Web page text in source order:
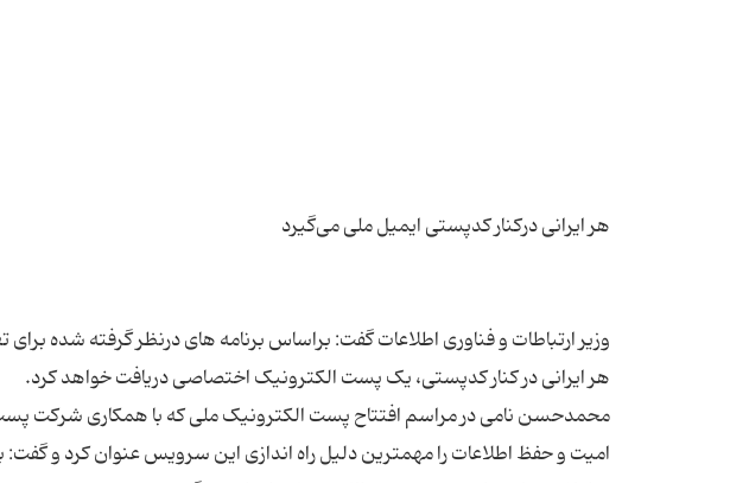
وزیر ارتباطات و فناوری اطلاعات گفت: براساس برنامه های درنظر گرفته شده
محمدحسن نامی در مراسم افتتاح پست الکترونیک ملی که با همکاری شرکت پست
امیت و حفظ اطلاعات را مهمترین دلیل راه اندازی این سرویس عنوان کرد و گفت: